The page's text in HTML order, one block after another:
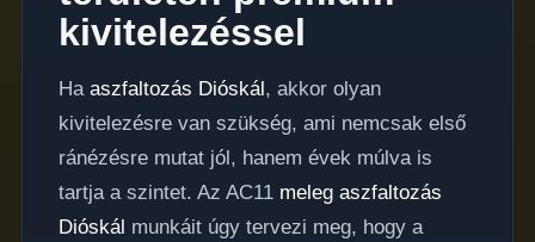
kivitelezéssel
Ha aszfaltozás Dióskál, akkor olyan
kivitelezésre van szükség, ami nemcsak első
ránézésre mutat jól, hanem évek múlva is
tartja a szintet. Az AC11 meleg aszfaltozás
Dióskál munkáit úgy tervezi meg, hogy a